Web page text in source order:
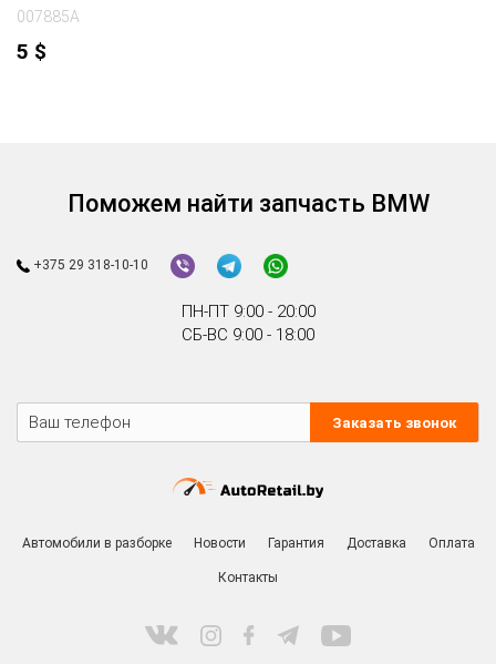
007885A
5 $
Поможем найти запчасть BMW
+375 29 318-10-10
ПН-ПТ 9:00 - 20:00
СБ-ВС 9:00 - 18:00
Заказать звонок
Автомобили в разборке Новости Гарантия Доставка Оплата
Контакты